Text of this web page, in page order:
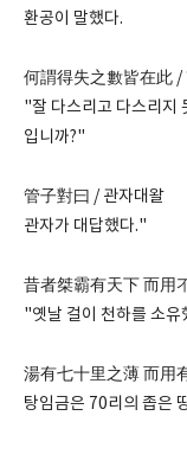
환공이 말했다.
何謂得失之數皆在此 /
"잘 다스리고 다스리지
입니까?"
管子對曰 / 관자대왈
관자가 대답했다."
昔者桀霸有天下 而用
"옛날 걸이 천하를 소유
湯有七十里之薄 而用
탕임금은 70리의 좁은